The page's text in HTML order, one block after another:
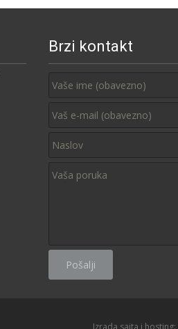
Brzi kontakt
Izrada sajta i hosting: